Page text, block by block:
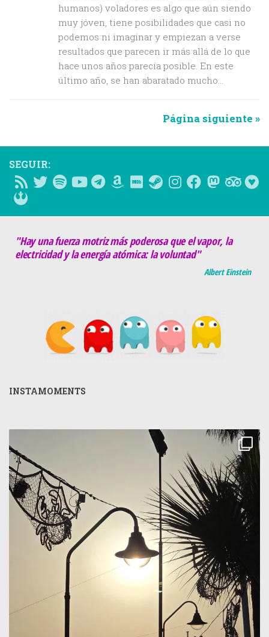
humanos) voladores es algo que aún siendo
muy jóven, tiene posibilidades que casi no
podemos ni imaginar y empiezan a verse
resultados que parecen ir más allá de lo que
hace unos años parecía posible. En este
último año, se han abaratado mucho...
Página siguiente »
SEGUIR:
"Hay una fuerza motriz más poderosa que el vapor, la
electricidad y la energía atómica: la voluntad"
Albert Einstein
INSTAMOMENTS